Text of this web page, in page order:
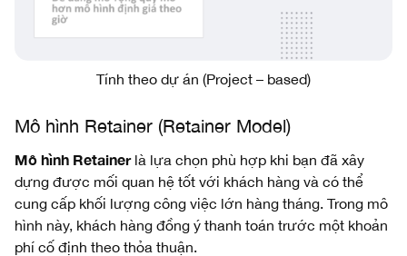
Tính theo dự án (Project – based)
Mô hình Retainer (Retainer Model)
Mô hình Retainer là lựa chọn phù hợp khi bạn đã xây
dựng được mối quan hệ tốt với khách hàng và có thể
cung cấp khối lượng công việc lớn hàng tháng. Trong mô
hình này, khách hàng đồng ý thanh toán trước một khoản
phí cố định theo thỏa thuận.